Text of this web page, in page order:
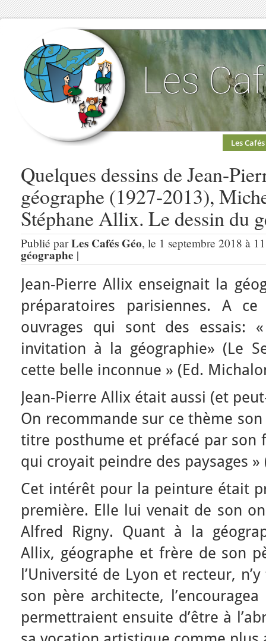
Les Cafés
Quelques dessins de Jean-
géographe (1927-2013),
Stéphane Allix. Le dessin du
Publié parLes Cafés Géo, le 1 septembre 2018 à
géographe |
Jean-Pierre Allix enseignait la
préparatoires parisiennes. A
ouvrages qui sont des essais: «
invitation à la géographie» (Le
cette belle inconnue » (Ed.
Jean-Pierre Allix était aussi (et
On recommande sur ce thème
titre posthume et préfacé par son
qui croyait peindre des paysages
Cet intérêt pour la peinture était
première. Elle lui venait de son
Alfred Rigny. Quant à la
Allix, géographe et frère de son
l’Université de Lyon et recteur,
son père architecte,
permettraient ensuite d’être à